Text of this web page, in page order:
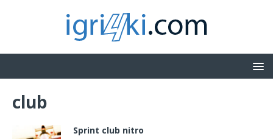
club
Sprint club nitro